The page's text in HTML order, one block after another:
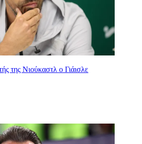
της Νιούκαστλ ο Γιάισλε